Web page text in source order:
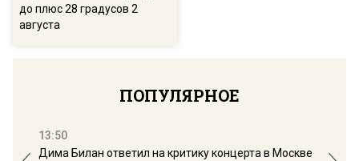
до плюс 28 градусов 2
августа
ПОПУЛЯРНОЕ
13:50
Дима Билан ответил на критику концерта в Москве